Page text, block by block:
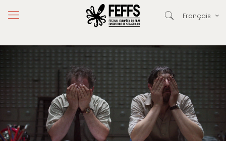
Français